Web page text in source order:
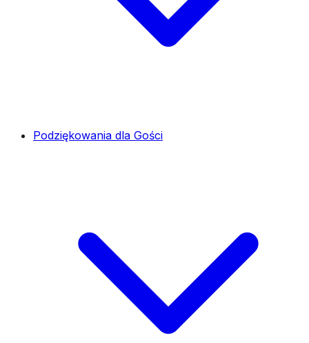
Podziękowania dla Gości